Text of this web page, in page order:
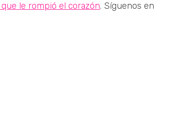
le rompió el corazón. Síguenos en